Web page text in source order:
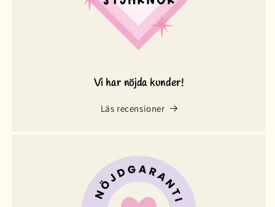
Vi har nöjda kunder!
Läs recensioner